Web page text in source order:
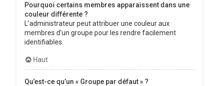
Pourquoi certains membres apparaissent dans une
couleur différente ?
L’administrateur peut attribuer une couleur aux
membres d’un groupe pour les rendre facilement
identifiables.
Haut
Qu’est-ce qu’un « Groupe par défaut » ?